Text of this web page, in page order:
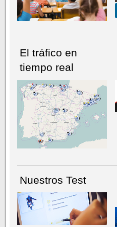
NÚMERO ACTUALHEMEROTECA
El tráfico en
tiempo real
Nuestros Test